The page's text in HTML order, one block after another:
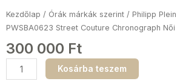
Kezdőlap / Órák márkák szerint / Philipp Plein
PWSBA0623 Street Couture Chronograph
300 000 Ft
Philipp
Plein
Kosárba teszem